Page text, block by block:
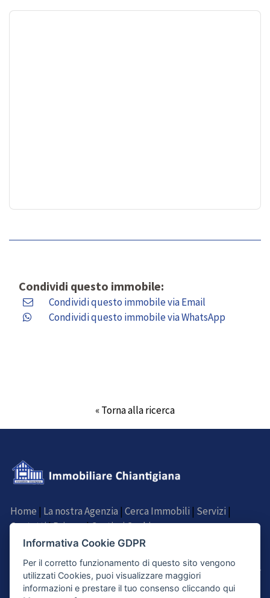
Condividi questo immobile:
Condividi questo immobile via Email
Condividi questo immobile via WhatsApp
« Torna alla ricerca
Home | La nostra Agenzia | Cerca Immobili | Servizi |
Contatti|Privacy|Gestisci Cookie
SEGUICI SU
Informativa Cookie GDPR
Per il corretto funzionamento di questo sito vengono
utilizzati Cookies, puoi visualizzare maggiori
informazioni e prestare il tuo consenso cliccando qui